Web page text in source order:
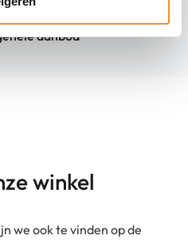
aanbod
winkel
we ook te vinden op de